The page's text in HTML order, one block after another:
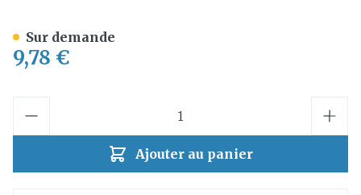
9,78 €
Ajouter au panier
Sur demande